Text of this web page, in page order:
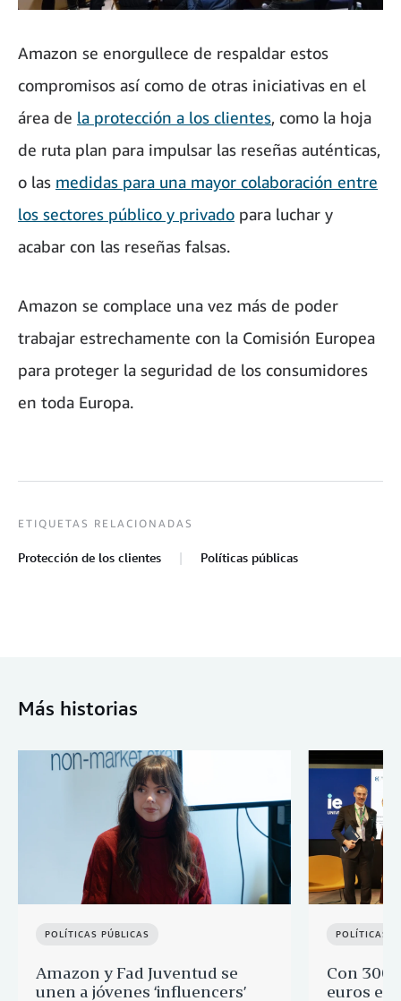
Amazon se enorgullece de respaldar estos
compromisos así como de otras iniciativas en el
área de la protección a los clientes, como la hoja
de ruta plan para impulsar las reseñas auténticas,
o las medidas para una mayor colaboración entre
los sectores público y privado para luchar y
acabar con las reseñas falsas.
Amazon se complace una vez más de poder
trabajar estrechamente con la Comisión Europea
para proteger la seguridad de los consumidores
en toda Europa.
ETIQUETAS RELACIONADAS
Protección de los clientes Políticas públicas
Más historias
POLÍTICAS PÚBLICAS
Amazon y Fad Juventud se
unen a jóvenes ‘influencers’
POLÍTICAS
Con
euros en